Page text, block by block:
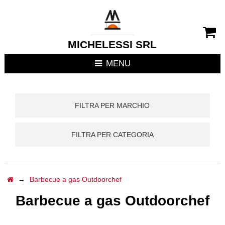
MICHELESSI SRL
MENU
RIVESTIMENTI
TERMOSTUFE
FILTRA PER MARCHIO
FILTRA PER CATEGORIA
→ Barbecue a gas Outdoorchef
Barbecue a gas Outdoorchef